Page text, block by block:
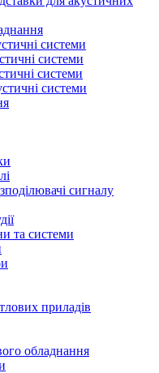
системи
системи
системи
системи
сигналу
та системи
приладів
обладнання